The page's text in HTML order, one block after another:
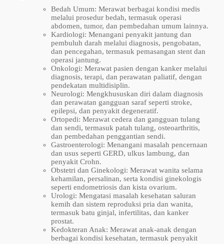
Bedah Umum: Merawat berbagai kondisi medis
melalui prosedur bedah, termasuk operasi
abdomen, tumor, dan pembedahan umum lainnya.
Kardiologi: Menangani penyakit jantung dan
pembuluh darah melalui diagnosis, pengobatan,
dan pencegahan, termasuk pemasangan stent dan
operasi jantung.
Onkologi: Merawat pasien dengan kanker melalui
diagnosis, terapi, dan perawatan paliatif, dengan
pendekatan multidisiplin.
Neurologi: Mengkhususkan diri dalam diagnosis
dan perawatan gangguan saraf seperti stroke,
epilepsi, dan penyakit degeneratif.
Ortopedi: Merawat cedera dan gangguan tulang
dan sendi, termasuk patah tulang, osteoarthritis,
dan pembedahan penggantian sendi.
Gastroenterologi: Menangani masalah pencernaan
dan usus seperti GERD, ulkus lambung, dan
penyakit Crohn.
Obstetri dan Ginekologi: Merawat wanita selama
kehamilan, persalinan, serta kondisi ginekologis
seperti endometriosis dan kista ovarium.
Urologi: Mengatasi masalah kesehatan saluran
kemih dan sistem reproduksi pria dan wanita,
termasuk batu ginjal, infertilitas, dan kanker
prostat.
Kedokteran Anak: Merawat anak-anak dengan
berbagai kondisi kesehatan, termasuk penyakit